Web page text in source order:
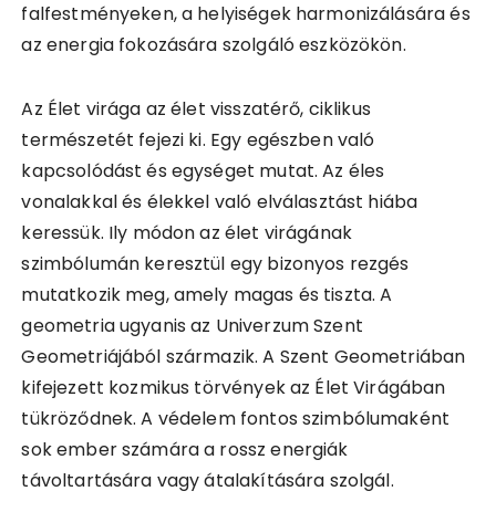
falfestményeken, a helyiségek harmonizálására és
az energia fokozására szolgáló eszközökön.
Az Élet virága az élet visszatérő, ciklikus
természetét fejezi ki. Egy egészben való
kapcsolódást és egységet mutat. Az éles
vonalakkal és élekkel való elválasztást hiába
keressük. Ily módon az élet virágának
szimbólumán keresztül egy bizonyos rezgés
mutatkozik meg, amely magas és tiszta. A
geometria ugyanis az Univerzum Szent
Geometriájából származik. A Szent Geometriában
kifejezett kozmikus törvények az Élet Virágában
tükröződnek. A védelem fontos szimbólumaként
sok ember számára a rossz energiák
távoltartására vagy átalakítására szolgál.